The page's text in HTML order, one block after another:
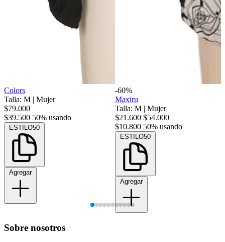
Colors
Talla: M | Mujer
$79.000
$39.500 50% usando
ESTILO50
Agregar
-60%
Maxiru
Talla: M | Mujer
$21.600 $54.000
$10.800 50% usando
ESTILO50
Agregar
Sobre nosotros